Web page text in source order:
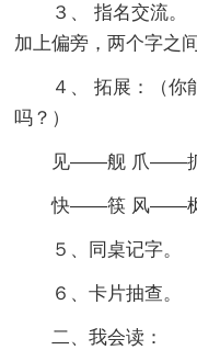
３、 指名交流。
加上偏旁，两个字之
４、 拓展：（你
吗？）
见——舰 爪——
快——筷 风——
５、同桌记字。
６、卡片抽查。
二、我会读：